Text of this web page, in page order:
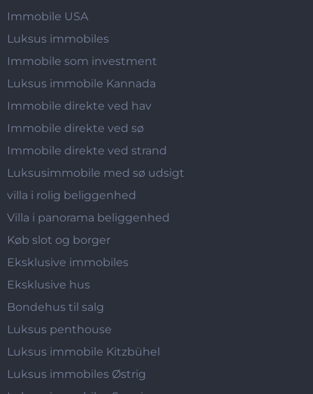
Immobile USA
Luksus immobiles
Immobile som investment
Luksus immobile Kannada
Immobile direkte ved hav
Immobile direkte ved sø
Immobile direkte ved strand
Luksusimmobile med sø udsigt
villa i rolig beliggenhed
Villa i panorama beliggenhed
Køb slot og borger
Eksklusive immobiles
Eksklusive hus
Bondehus til salg
Luksus penthouse
Luksus immobile Kitzbühel
Luksus immobiles Østrig